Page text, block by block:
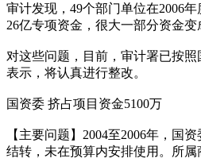
审计发现，49个部门单位在2006
26亿专项资金，很大一部分资金
对这些问题，目前，审计署已按
表示，将认真进行整改。
国资委 挤占项目资金5100万
【主要问题】2004至2006年，国
结转，未在预算内安排使用。所